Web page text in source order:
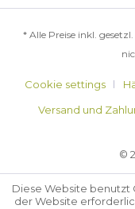
* Alle Preise inkl.
Cookie settings
Versand und
©
Diese Website benutzt
der Website